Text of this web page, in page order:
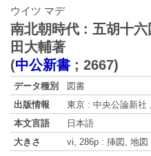
ウイツ マデ
南北朝時代 : 五胡十
田大輔著
(中公新書 ; 2667)
データ種別
図書
出版情報
東京 : 中央公論新社
本文言語
日本語
大きさ
vi, 286p : 挿図, 地図